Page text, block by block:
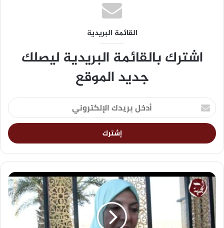
القائمة البريدية
اشترك بالقائمة البريدية ليصلك
جديد الموقع